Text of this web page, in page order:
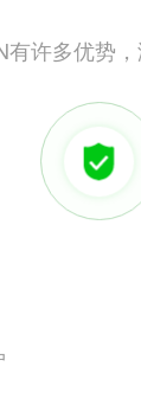
有许多优势